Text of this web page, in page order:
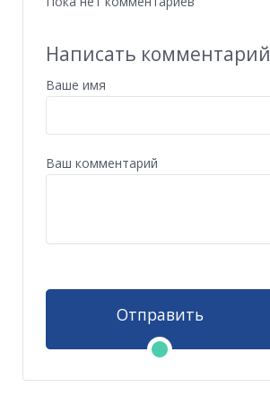
Написать комментарий
Ваше имя
Ваш комментарий
Отправить